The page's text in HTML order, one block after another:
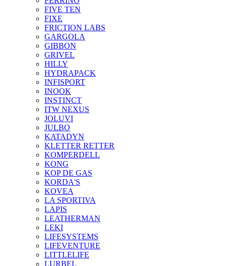
FIVE TEN
FIXE
FRICTION LABS
GARGOLA
GIBBON
GRIVEL
HILLY
HYDRAPACK
INFISPORT
INOOK
INSTINCT
ITW NEXUS
JOLUVI
JULBO
KATADYN
KLETTER RETTER
KOMPERDELL
KONG
KOP DE GAS
KORDA'S
KOVEA
LA SPORTIVA
LAPIS
LEATHERMAN
LEKI
LIFESYSTEMS
LIFEVENTURE
LITTLELIFE
LURBEL